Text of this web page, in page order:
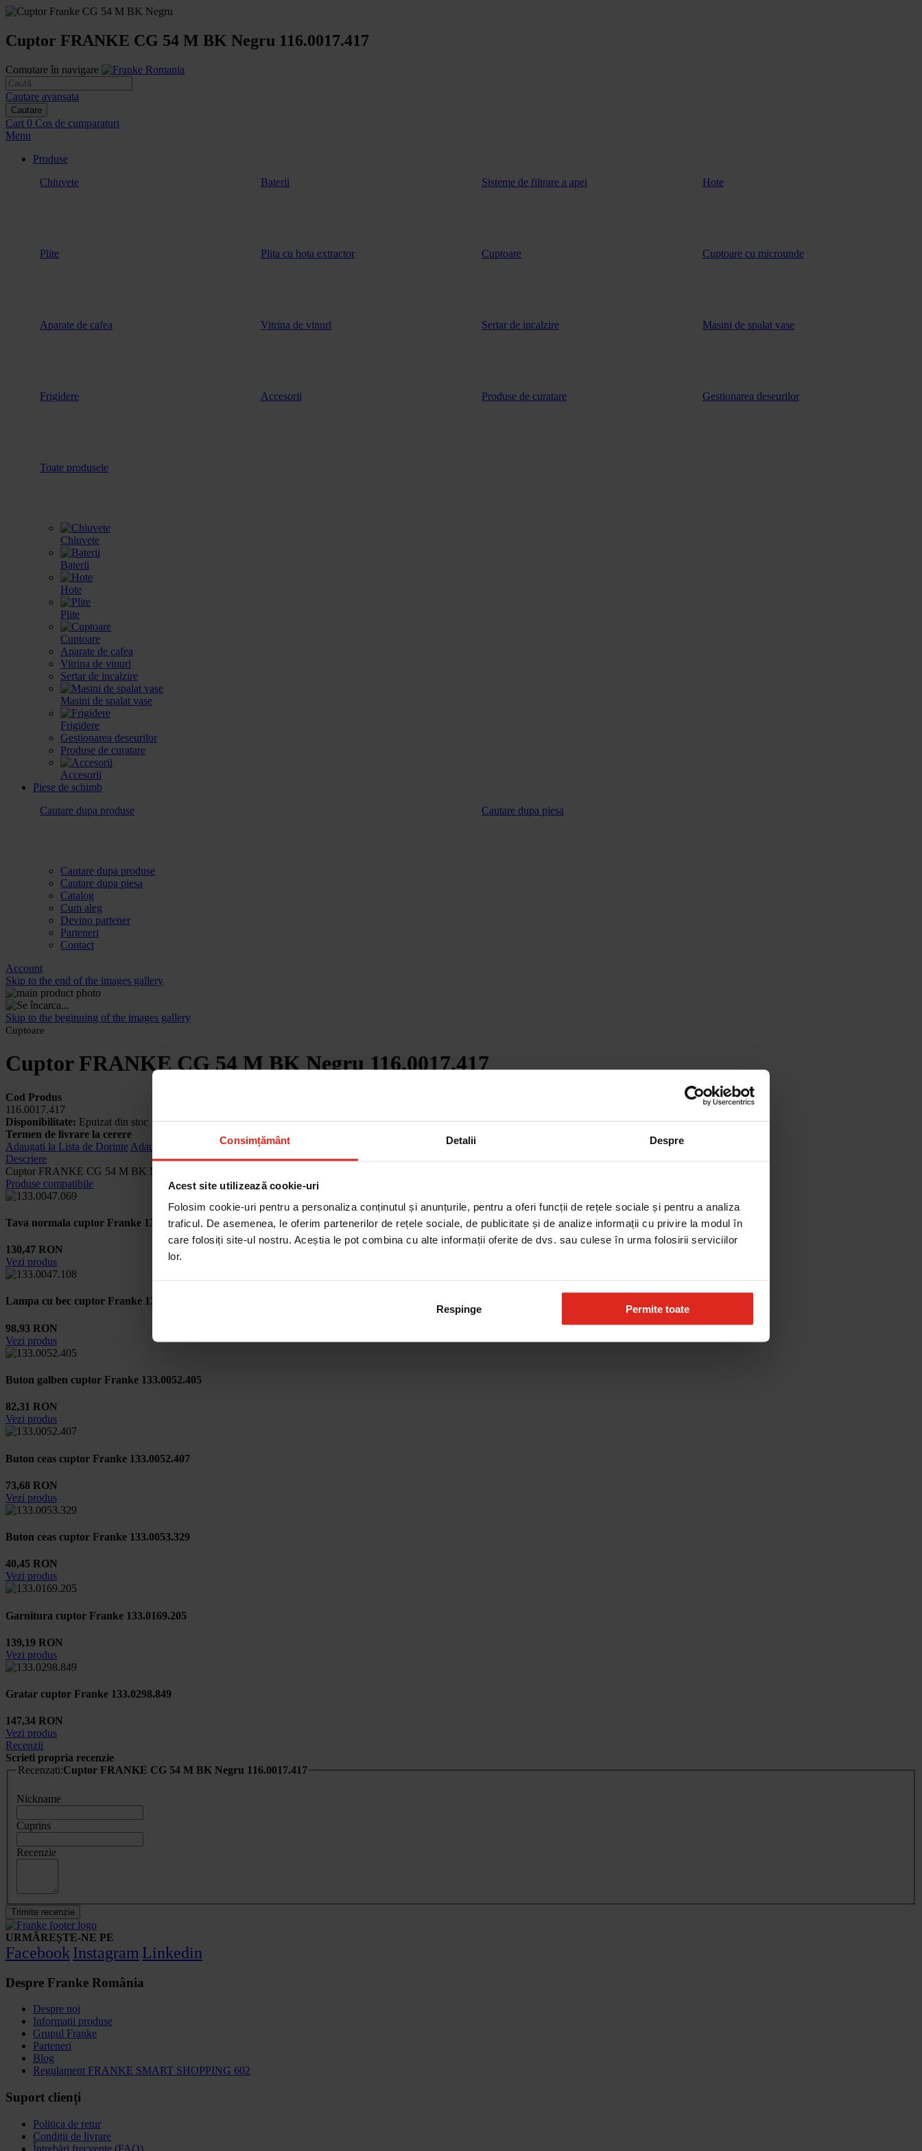
Consimțământ Detalii Despre
Acest site utilizează cookie-uri
Folosim cookie-uri pentru a personaliza conținutul și anunțurile, pentru a oferi funcții de rețele sociale și pentru a analiza
traficul. De asemenea, le oferim partenerilor de rețele sociale, de publicitate și de analize informații cu privire la modul în
care folosiți site-ul nostru. Aceștia le pot combina cu alte informații oferite de dvs. sau culese în urma folosirii serviciilor
lor.
Respinge Permite toate
Cuptor FRANKE CG 54 M BK Negru 116.0017.417
Comutare în navigare
Cautare avansata
Cautare
Cart 0 Cos de cumparaturi
Menu
Produse
Chiuvete
Baterii Sisteme de filtrare a apei Hote
Plite Plita cu hota extractor Cuptoare Cuptoare cu microunde
Aparate de cafea Vitrina de vinuri Sertar de incalzire Masini de spalat vase
Frigidere Accesorii Produse de curatare Gestionarea deseurilor
Toate produsele
Chiuvete
Baterii
Hote
Plite
Cuptoare
Aparate de cafea
Vitrina de vinuri
Sertar de incalzire
Masini de spalat vase
Frigidere
Gestionarea deseurilor
Produse de curatare
Accesorii
Piese de schimb
Cautare dupa produse
Cautare dupa piesa
Cautare dupa produse
Cautare dupa piesa
Catalog
Cum aleg
Devino partener
Parteneri
Contact
Account
Skip to the end of the images gallery
Skip to the beginning of the images gallery
Cuptoare
Cuptor FRANKE CG 54 M BK Negru 116.0017.417
Cod Produs
116.0017.417
Disponibilitate: Epuizat din stoc
Termen de livrare la cerere
Adaugati la Lista de Dorinte Adaugati pentru comparare
Descriere
Cuptor FRANKE CG 54 M BK Negru 116.0017.417
Produse compatibile
Tava normala cuptor Franke 133.0047.069
130,47 RON
Vezi produs
Lampa cu bec cuptor Franke 133.0047.108
98,93 RON
Vezi produs
Buton galben cuptor Franke 133.0052.405
82,31 RON
Vezi produs
Buton ceas cuptor Franke 133.0052.407
73,68 RON
Vezi produs
Buton ceas cuptor Franke 133.0053.329
40,45 RON
Vezi produs
Garnitura cuptor Franke 133.0169.205
139,19 RON
Vezi produs
Gratar cuptor Franke 133.0298.849
147,34 RON
Vezi produs
Recenzii
Scrieti propria recenzie
Recenzati:
Cuptor FRANKE CG 54 M BK Negru 116.0017.417
Nickname
Cuprins
Recenzie
Trimite recenzie
URMĂREȘTE-NE PE
Facebook Instagram Linkedin
Despre Franke România
Despre noi
Informatii produse
Grupul Franke
Parteneri
Blog
Regulament FRANKE SMART SHOPPING 602
Suport clienți
Politica de retur
Condiții de livrare
Întrebări frecvente (FAQ)